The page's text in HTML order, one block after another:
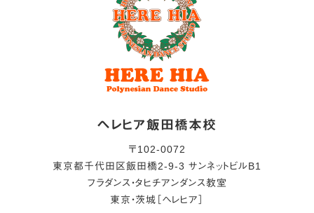
ヘレヒア飯田橋本校
〒102-0072
東京都千代田区飯田橋2-9-3 サンネットビルB1
フラダンス・タヒチアンダンス教室
東京・茨城［ヘレヒア］